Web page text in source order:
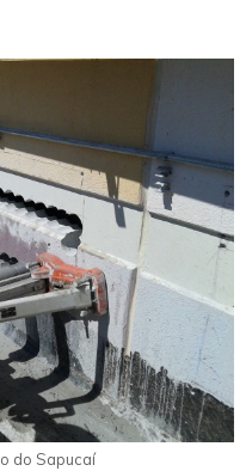
do Sapucaí